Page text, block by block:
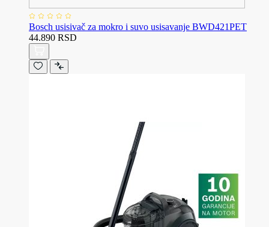
Bosch usisivač za mokro i suvo usisavanje BWD421PET
44.890 RSD